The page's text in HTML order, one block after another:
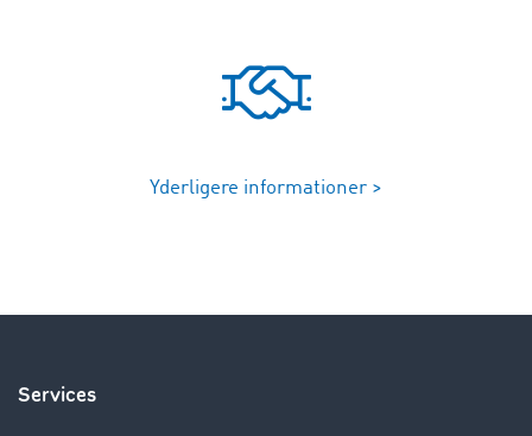
Yderligere informationer >
Services